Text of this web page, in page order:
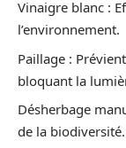
Vinaigre blanc :
l’environnement.
Paillage :
bloquant la
Désherbage
de la biodiversité.